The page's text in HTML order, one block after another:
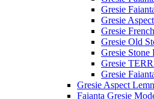
Gresie
Gresie
Gresie
Gresie Old
Gresie Stone
Gresie
Gresie
Gresie Aspect Lemn
Faianta Gresie